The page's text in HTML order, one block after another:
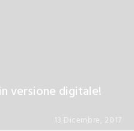
versione digitale!
13 Dicembre, 2017